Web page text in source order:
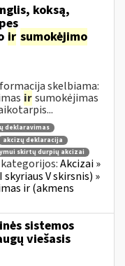
koksą,
ir sumokėjimo
skelbiama:
irsumokėjimas
deklaravimas
akcizų deklaracija
skirtų durpių akcizai
Akcizai »
V skirsnis) »
ir (akmens
sistemos
viešasis